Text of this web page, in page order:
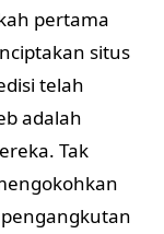
pertama
situs
telah
adalah
Tak